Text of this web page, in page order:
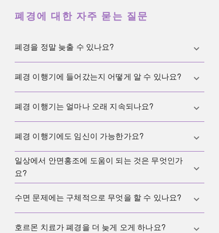
폐경에 대한 자주 묻는 질문
폐경을 정말 늦출 수 있나요?
어느 정도는 가능합니다. 주로 할 수 있는 것은 조기 폐
계획하는 것은 현실적으로 어렵습니다.
폐경 이행기에 들어갔는지 어떻게 알 수 있나요?
주기 패턴 변화, 안면홍조, 수면 문제, 기분 변화, 스트
바로 폐경 이행기를 의미하는 것은 아니지만, 반복되
폐경 이행기는 얼마나 오래 지속되나요?
개인차가 큽니다. 짧은 전환으로 끝나는 사람도 있고,
요한 것은 일상을 잘 유지하는지, 새로운 증상이 크게
제한하는지입니다.
폐경 이행기에도 임신이 가능한가요?
가능합니다. 가임력은 감소하지만, 전환기 임신이 완
전히 배제되지는 않습니다. 임신을 원하지 않는다면
좋습니다.
일상에서 안면홍조에 도움이 되는 것은 무엇인가
요?
기본 조합이 도움이 되는 경우가 많습니다. 겹겹이 입
보다 반응을 보며 조절하기, 그리고 짧은 호흡 또는 이
수면 문제에는 구체적으로 무엇을 할 수 있나요?
작게 시작하세요. 일정한 수면 시간, 짧은 진정 루틴,
호르몬 치료가 폐경을 더 늦게 오게 하나요?